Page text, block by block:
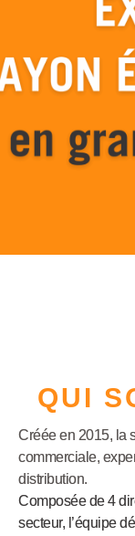
QUI
Créée en 2015, la
commerciale,
distribution.
Composée de 4
secteur, l’équipe